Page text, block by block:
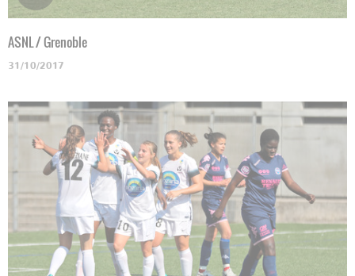
ASNL / Grenoble
31/10/2017